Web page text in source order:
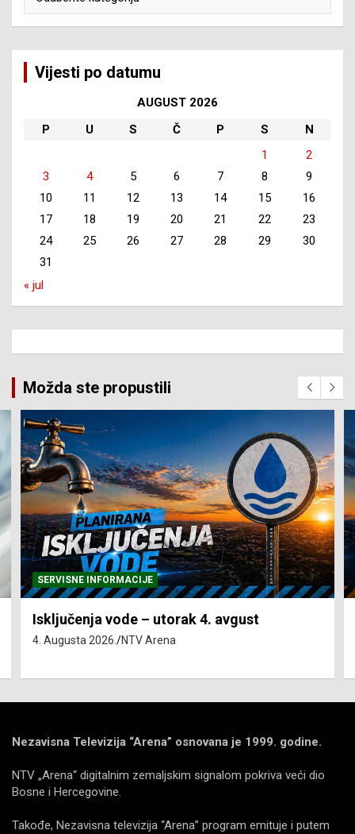
Vijesti po datumu
AUGUST 2026
P
U S Č P S
N
1
2
3
4 5 6 7 8
9
10
11 12 13 14 15
16
17
18 19 20 21 22
23
24
25 26 27 28 29
30
31
« jul
Možda ste propustili
SERVISNE INFORMACIJE
Isključenja vode – utorak 4. avgust
4. Augusta 2026. NTV Arena
Nezavisna Televizija “Arena” osnovana je 1999. godine.
NTV „Arena“ digitalnim zemaljskim signalom pokriva veći dio
Bosne i Hercegovine.
Takođe, Nezavisna televizija “Arena” program emituje i putem